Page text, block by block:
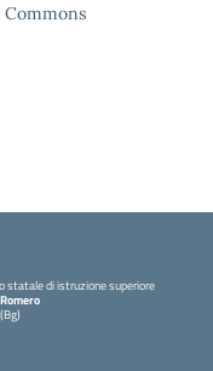
statale di istruzione superiore